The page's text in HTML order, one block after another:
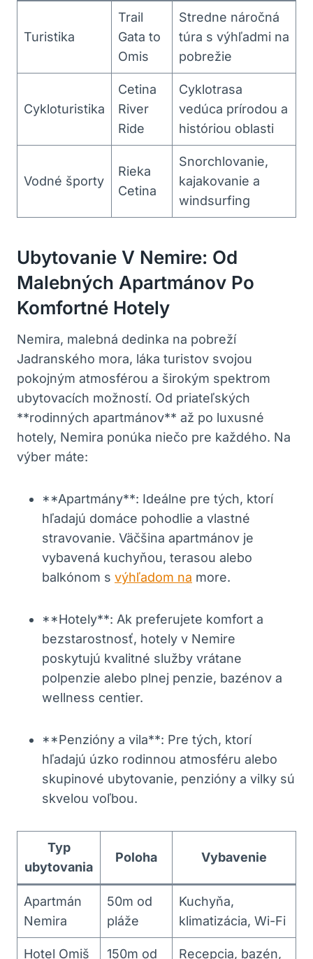
Turistika
Trail
⁣Gata ‍to​
Omis
Stredne náročná
‌túra s výhľadmi na
pobrežie
Cykloturistika
Cetina‌
River
Ride
Cyklotrasa
vedúca⁣ prírodou ‍a
históriou ⁢oblasti
Vodné ‍športy
Rieka
⁢Cetina
Snorchlovanie,
kajakovanie a
windsurfing
Ubytovanie V Nemire: Od
Malebných Apartmánov Po
Komfortné Hotely
Nemira, malebná dedinka na pobreží
Jadranského ⁢mora, láka turistov svojou
pokojným ‍atmosférou a ​širokým ‌spektrom
ubytovacích možností. Od ⁤priateľských
**rodinných apartmánov**​ až po luxusné
hotely, Nemira ‌ponúka‍ niečo pre⁣ každého. Na⁣
výber máte:
**Apartmány**: ⁣Ideálne pre ‍tých, ktorí
hľadajú ‍domáce⁢ pohodlie‌ a vlastné ​
stravovanie. Väčšina apartmánov je
vybavená kuchyňou, ⁤terasou alebo ​
balkónom ‌s výhľadom ⁣na more.
**Hotely**: Ak⁤ preferujete‌ komfort a ​
bezstarostnosť, hotely v Nemire
poskytujú kvalitné služby vrátane
polpenzie alebo⁤ plnej ‍penzie, ⁢bazénov a
wellness⁢ centier.
**Penzióny a vila**: Pre tých, ktorí
hľadajú úzko rodinnou atmosféru alebo​
skupinové ubytovanie,⁤ penzióny a vilky‌ sú
skvelou voľbou.
Typ
ubytovania
Poloha Vybavenie
Apartmán
Nemira
50m od
‌pláže
Kuchyňa,
klimatizácia, Wi-Fi
Hotel Omiš 150m od Recepcia, bazén,‍